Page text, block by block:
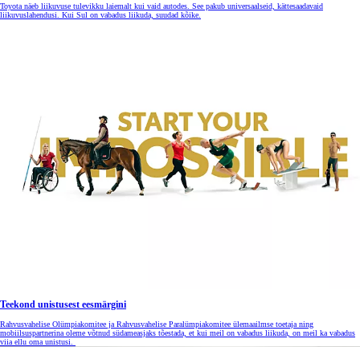
Toyota näeb liikuvuse tulevikku laiemalt kui vaid autodes. See pakub universaalseid, kättesaadavaid
liikuvuslahendusi. Kui Sul on vabadus liikuda, suudad kõike.
Teekond unistusest eesmärgini
Rahvusvahelise Olümpiakomitee ja Rahvusvahelise Paralümpiakomitee ülemaailmse toetaja ning
mobiilsuspartnerina oleme võtnud südameasjaks tõestada, et kui meil on vabadus liikuda, on meil ka vabadus
viia ellu oma unistusi.